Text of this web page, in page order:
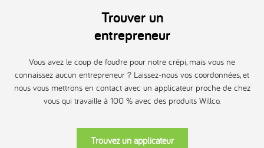
Trouver un
entrepreneur
Vous avez le coup de foudre pour notre crépi, mais vous ne
connaissez aucun entrepreneur ? Laissez-nous vos coordonnées, et
nous vous mettrons en contact avec un applicateur proche de chez
vous qui travaille à 100 % avec des produits Willco.
Trouvez un applicateur